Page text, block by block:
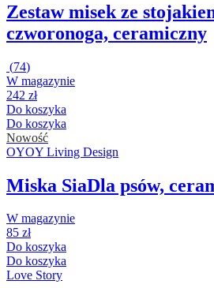
Zestaw misek ze
czworonoga, ceramiczny
(74)
W magazynie
242 zł
Do koszyka
Do koszyka
Nowość
OYOY Living Design
Miska SiaDla psów,
W magazynie
85 zł
Do koszyka
Do koszyka
Love Story